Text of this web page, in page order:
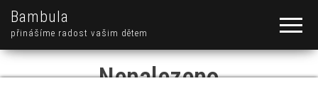
Bambula
přinášíme radost vašim dětem
Nenalezeno